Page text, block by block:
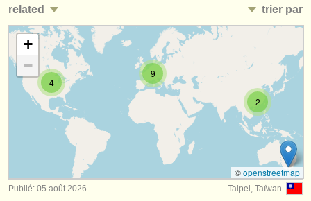
jobs - administration
degree courses
stages/ cours
concours/
instruments à vendre
instruments volés
annuaires:
related trier par
jobs - enseignement: clarinette (1)
stages/masterclass clarinette (13)
stages/ cours: classical clarinet (2)
degree courses: clarinette (9)
degree courses: classical clarinet
concours de clarinette
•date limite
• pays (a-z)
2
4
9
+
−
©openstreetmap
Taipei, Taïwan
Publié: 05 août 2026